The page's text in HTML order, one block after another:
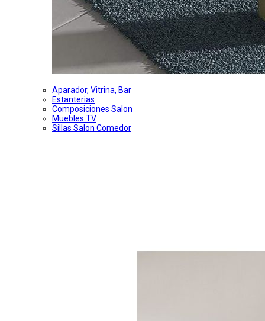
Aparador, Vitrina, Bar
Estanterias
Composiciones Salon
Muebles TV
Sillas Salon Comedor